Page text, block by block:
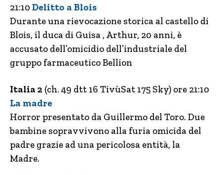
21:10 Delitto a Blois
Durante una rievocazione storica al castello di
Blois, il duca di Guisa , Arthur, 20 anni, è
accusato dell’omicidio dell’industriale del
gruppo farmaceutico Bellion
Italia 2 (ch. 49 dtt 16 TivùSat 175 Sky) ore 21:10
La madre
Horror presentato da Guillermo del Toro. Due
bambine sopravvivono alla furia omicida del
padre grazie ad una pericolosa entità, la
Madre.